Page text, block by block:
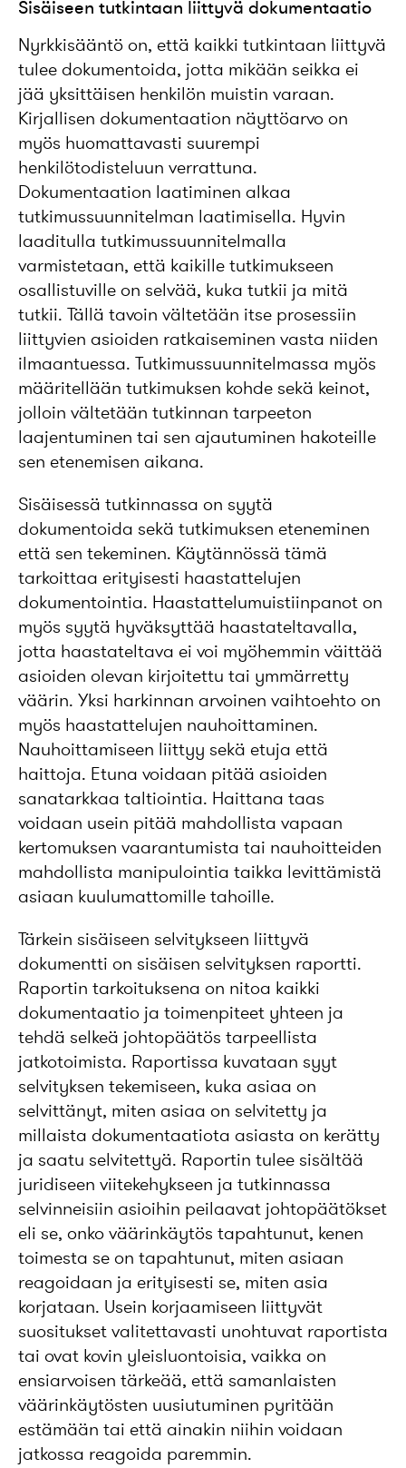
Sisäiseen tutkintaan liittyvä dokumentaatio
Nyrkkisääntö on, että kaikki tutkintaan liittyvä
tulee dokumentoida, jotta mikään seikka ei
jää yksittäisen henkilön muistin varaan.
Kirjallisen dokumentaation näyttöarvo on
myös huomattavasti suurempi
henkilötodisteluun verrattuna.
Dokumentaation laatiminen alkaa
tutkimussuunnitelman laatimisella. Hyvin
laaditulla tutkimussuunnitelmalla
varmistetaan, että kaikille tutkimukseen
osallistuville on selvää, kuka tutkii ja mitä
tutkii. Tällä tavoin vältetään itse prosessiin
liittyvien asioiden ratkaiseminen vasta niiden
ilmaantuessa. Tutkimussuunnitelmassa myös
määritellään tutkimuksen kohde sekä keinot,
jolloin vältetään tutkinnan tarpeeton
laajentuminen tai sen ajautuminen hakoteille
sen etenemisen aikana.
Sisäisessä tutkinnassa on syytä
dokumentoida sekä tutkimuksen eteneminen
että sen tekeminen. Käytännössä tämä
tarkoittaa erityisesti haastattelujen
dokumentointia. Haastattelumuistiinpanot on
myös syytä hyväksyttää haastateltavalla,
jotta haastateltava ei voi myöhemmin väittää
asioiden olevan kirjoitettu tai ymmärretty
väärin. Yksi harkinnan arvoinen vaihtoehto on
myös haastattelujen nauhoittaminen.
Nauhoittamiseen liittyy sekä etuja että
haittoja. Etuna voidaan pitää asioiden
sanatarkkaa taltiointia. Haittana taas
voidaan usein pitää mahdollista vapaan
kertomuksen vaarantumista tai nauhoitteiden
mahdollista manipulointia taikka levittämistä
asiaan kuulumattomille tahoille.
Tärkein sisäiseen selvitykseen liittyvä
dokumentti on sisäisen selvityksen raportti.
Raportin tarkoituksena on nitoa kaikki
dokumentaatio ja toimenpiteet yhteen ja
tehdä selkeä johtopäätös tarpeellista
jatkotoimista. Raportissa kuvataan syyt
selvityksen tekemiseen, kuka asiaa on
selvittänyt, miten asiaa on selvitetty ja
millaista dokumentaatiota asiasta on kerätty
ja saatu selvitettyä. Raportin tulee sisältää
juridiseen viitekehykseen ja tutkinnassa
selvinneisiin asioihin peilaavat johtopäätökset
eli se, onko väärinkäytös tapahtunut, kenen
toimesta se on tapahtunut, miten asiaan
reagoidaan ja erityisesti se, miten asia
korjataan. Usein korjaamiseen liittyvät
suositukset valitettavasti unohtuvat raportista
tai ovat kovin yleisluontoisia, vaikka on
ensiarvoisen tärkeää, että samanlaisten
väärinkäytösten uusiutuminen pyritään
estämään tai että ainakin niihin voidaan
jatkossa reagoida paremmin.